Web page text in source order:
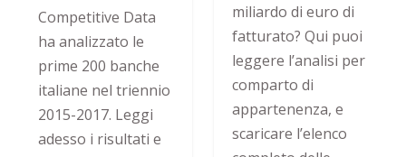
Competitive Data
ha analizzato le
prime 200 banche
italiane nel triennio
2015-2017. Leggi
adesso i risultati e
miliardo di euro di
fatturato? Qui puoi
leggere l’analisi per
comparto di
appartenenza, e
scaricare l’elenco